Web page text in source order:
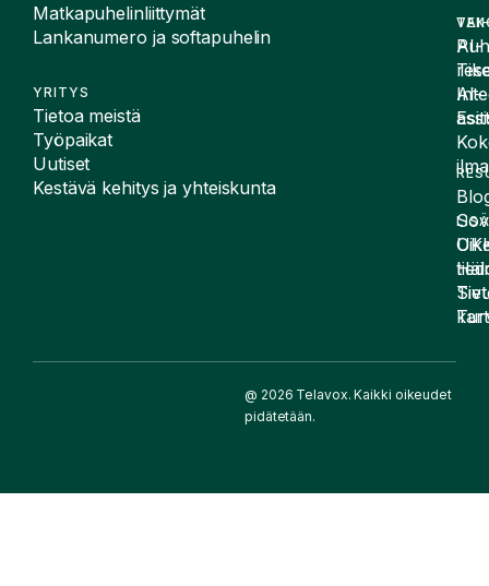
Matkapuhelinliittymät
Lankanumero ja softapuhelin
YRITYS
Tietoa meistä
Työpaikat
Uutiset
Kestävä kehitys ja yhteiskunta
AI-
AI-
@ 2026 Telavox. Kaikki oikeudet
pidätetään.